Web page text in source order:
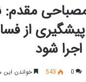
مصباحی
از
شود
0
543 خواندن این مطلب 2